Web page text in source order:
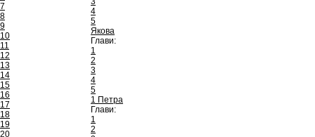
7
8
9
10
11
12
13
14
15
16
17
18
19
20
4
5
Якова
Глави:
1
2
3
4
5
1 Петра
Глави:
1
2